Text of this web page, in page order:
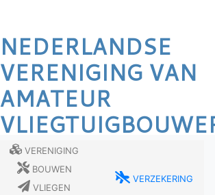
NEDERLANDSE
VERENIGING VAN
AMATEUR
Vereniging
Bouwen
Vliegen
Verzekering